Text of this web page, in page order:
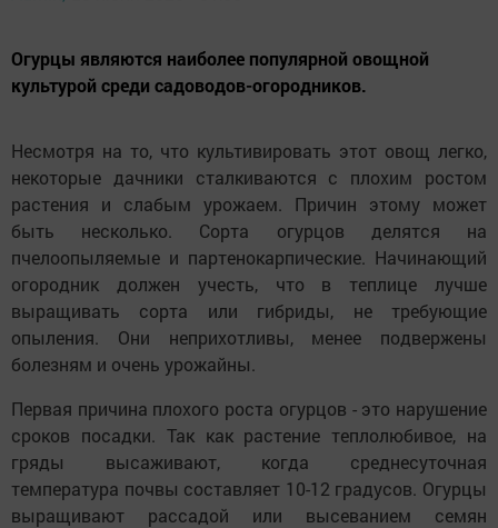
Огурцы являются наиболее популярной овощной
культурой среди садоводов-огородников.
Несмотря на то, что культивировать этот овощ легко,
некоторые дачники сталкиваются с плохим ростом
растения и слабым урожаем. Причин этому может
быть несколько. Сорта огурцов делятся на
пчелоопыляемые и партенокарпические. Начинающий
огородник должен учесть, что в теплице лучше
выращивать сорта или гибриды, не требующие
опыления. Они неприхотливы, менее подвержены
болезням и очень урожайны.
Первая причина плохого роста огурцов - это нарушение
сроков посадки. Так как растение теплолюбивое, на
гряды высаживают, когда среднесуточная
температура почвы составляет 10-12 градусов. Огурцы
выращивают рассадой или высеванием семян